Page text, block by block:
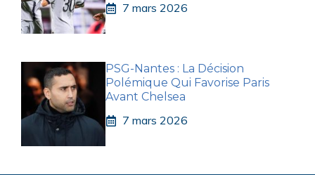
7 mars 2026
PSG-Nantes : La Décision
Polémique Qui Favorise Paris
Avant Chelsea
7 mars 2026